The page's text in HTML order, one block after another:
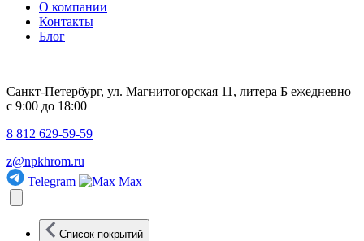
О компании
Контакты
Блог
Санкт-Петербург, ул. Магнитогорская 11, литера Б ежедневно
с 9:00 до 18:00
8 812 629-59-59
z@npkhrom.ru
Telegram
Max
Список покрытий